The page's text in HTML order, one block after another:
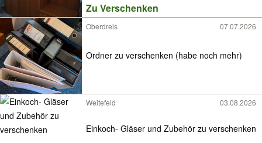
Zu Verschenken
Oberdreis 07.07.2026
Ordner zu verschenken (habe noch mehr)
Weitefeld 03.08.2026
Einkoch- Gläser und Zubehör zu verschenken